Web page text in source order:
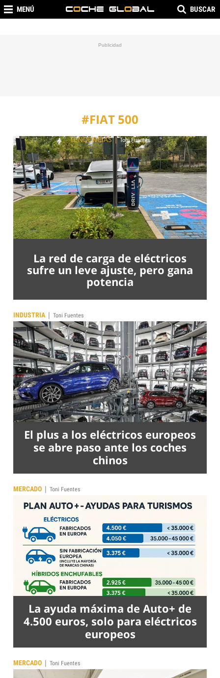
MENÚ BUSCAR
#FIAT 500
TENDENCIAS|Toni Fuentes
La red de carga de eléctricos
sufre un leve ajuste, pero gana
potencia
INDUSTRIA | Toni Fuentes
El plus a los eléctricos europeos
se abre paso ante los coches
chinos
MERCADO | Toni Fuentes
La ayuda máxima de Auto+ de
4.500 euros, solo para eléctricos
europeos
MERCADO | Toni Fuentes